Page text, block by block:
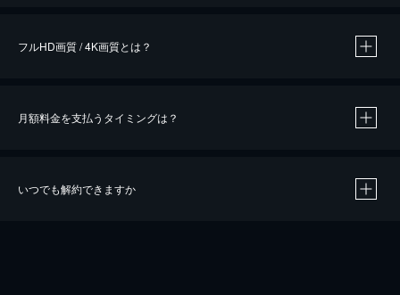
※40％ポイント還元の対象は、クレジットカード決済による作品の購入 / レンタルです。
iOSアプリのUコイン決済による作品の購入 / レンタルは、20％のポイント還元です。
フルHD画質 / 4K画質とは？
月額料金を支払うタイミングは？
いつでも解約できますか